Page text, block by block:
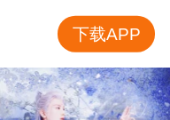
下载APP